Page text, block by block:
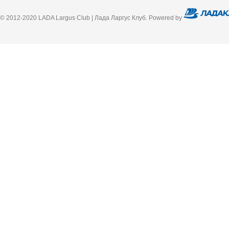
© 2012-2020 LADA Largus Club | Лада Ларгус Клуб. Powered by